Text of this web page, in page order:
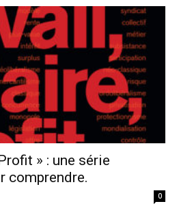
sans-
voix
» : une série
comprendre.
0